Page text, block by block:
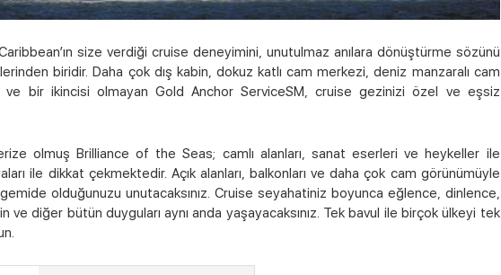
size verdiği cruise deneyimini, unutulmaz anılara dönüştürme sözünü
biridir. Daha çok dış kabin, dokuz katlı cam merkezi, deniz manzaralı cam
bir ikincisi olmayan Gold Anchor ServiceSM, cruise gezinizi özel ve eşsiz
olmuş Brilliance of the Seas; camlı alanları, sanat eserleri ve heykeller ile
ile dikkat çekmektedir. Açık alanları, balkonları ve daha çok cam görünümüyle
olduğunuzu unutacaksınız. Cruise seyahatiniz boyunca eğlence, dinlence,
ve diğer bütün duyguları aynı anda yaşayacaksınız. Tek bavul ile birçok ülkeyi tek